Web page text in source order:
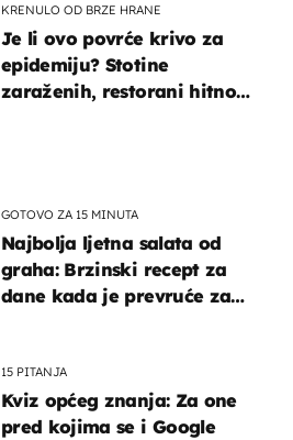
KRENULO OD BRZE HRANE
Je li ovo povrće krivo za
epidemiju? Stotine
zaraženih, restorani hitno
GOTOVO ZA 15 MINUTA
Najbolja ljetna salata od
graha: Brzinski recept za
dane kada je prevruće za
15 PITANJA
Kviz općeg znanja: Za one
pred kojima se i Google